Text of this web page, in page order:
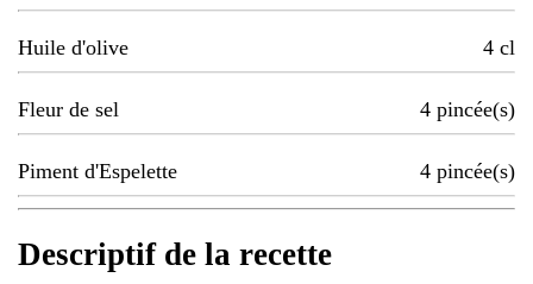
Huile d'olive 4 cl
Fleur de sel 4 pincée(s)
Piment d'Espelette 4 pincée(s)
Descriptif de la recette